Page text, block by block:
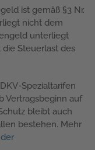
ist gemäß §3 Nr.
nicht dem
unterliegt
Steuerlast des
Spezialtarifen
Vertragsbeginn auf
bleibt auch
bestehen. Mehr